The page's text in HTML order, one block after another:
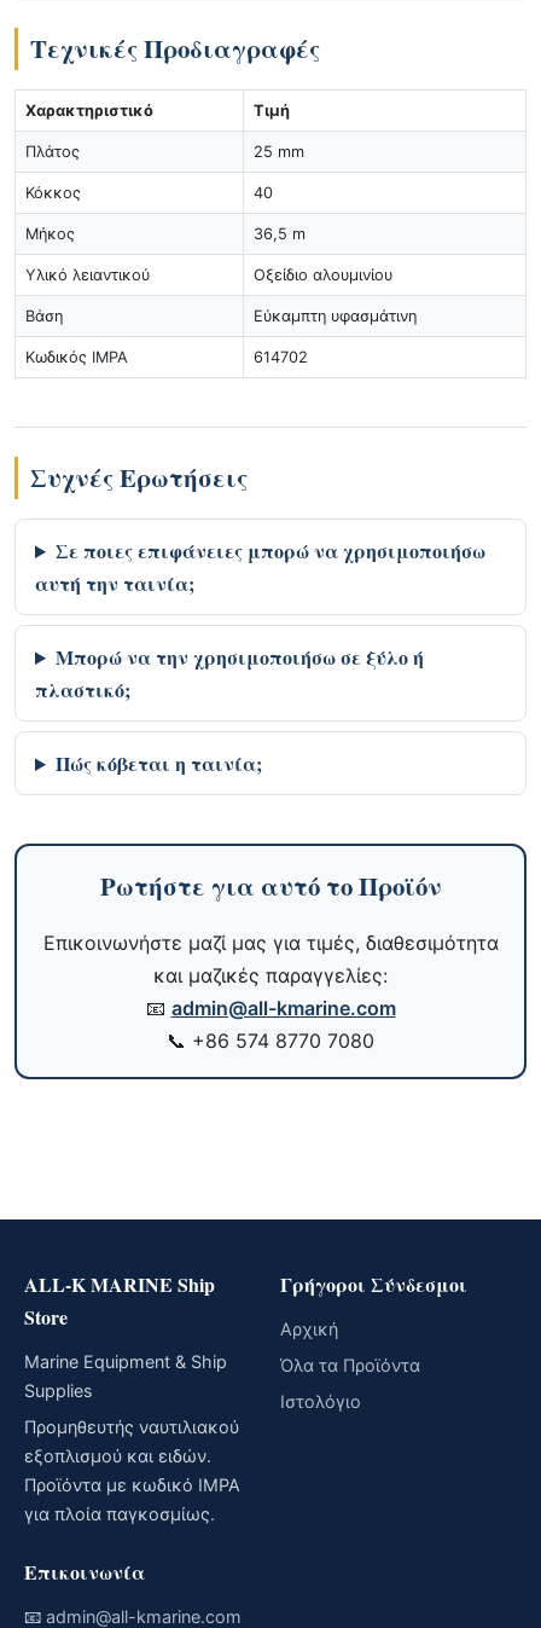
Τεχνικές Προδιαγραφές
Χαρακτηριστικό Τιμή
Πλάτος 25 mm
Κόκκος 40
Μήκος 36,5 m
Υλικό λειαντικού Οξείδιο αλουμινίου
Βάση Εύκαμπτη υφασμάτινη
Κωδικός IMPA 614702
Συχνές Ερωτήσεις
Σε ποιες επιφάνειες μπορώ να χρησιμοποιήσω
αυτή την ταινία;
Μπορώ να την χρησιμοποιήσω σε ξύλο ή
πλαστικό;
Πώς κόβεται η ταινία;
Ρωτήστε για αυτό το Προϊόν
Επικοινωνήστε μαζί μας για τιμές, διαθεσιμότητα
και μαζικές παραγγελίες:
📧 admin@all-kmarine.com
📞 +86 574 8770 7080
ALL-K MARINE Ship
Store
Marine Equipment & Ship
Supplies
Προμηθευτής ναυτιλιακού
εξοπλισμού και ειδών.
Προϊόντα με κωδικό IMPA
για πλοία παγκοσμίως.
Γρήγοροι Σύνδεσμοι
Αρχική
Όλα τα Προϊόντα
Ιστολόγιο
Επικοινωνία
📧 admin@all-kmarine.com